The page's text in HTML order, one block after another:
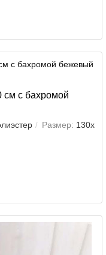
см с бахромой
Размер: 130х